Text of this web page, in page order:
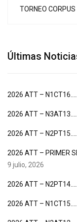
TORNEO CORPUS
Últimas
2026 ATT –
2026 ATT –
2026 ATT –
2026 ATT – PRIMER
9 julio, 2026
2026 ATT –
2026 ATT –